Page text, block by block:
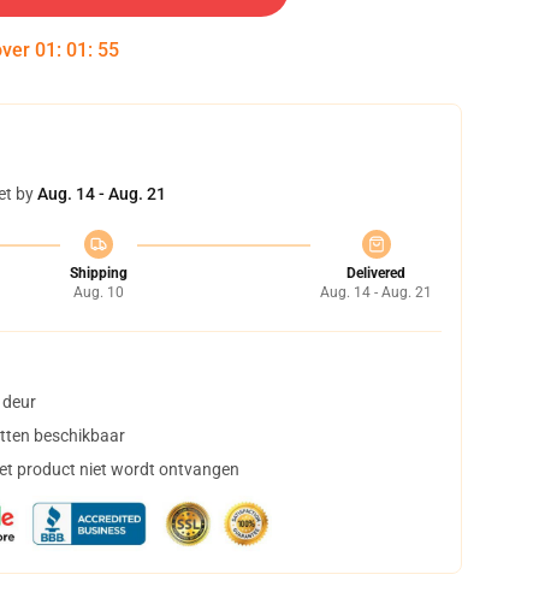
01 : 01 : 54
byAug. 14 - Aug. 21
Shipping
Aug. 10
Delivered
Aug. 14 - Aug. 21
beschikbaar
product niet wordt ontvangen